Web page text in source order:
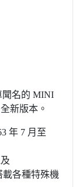
聞名的 MINI
新版本。
年 7 月至
載各種特殊機